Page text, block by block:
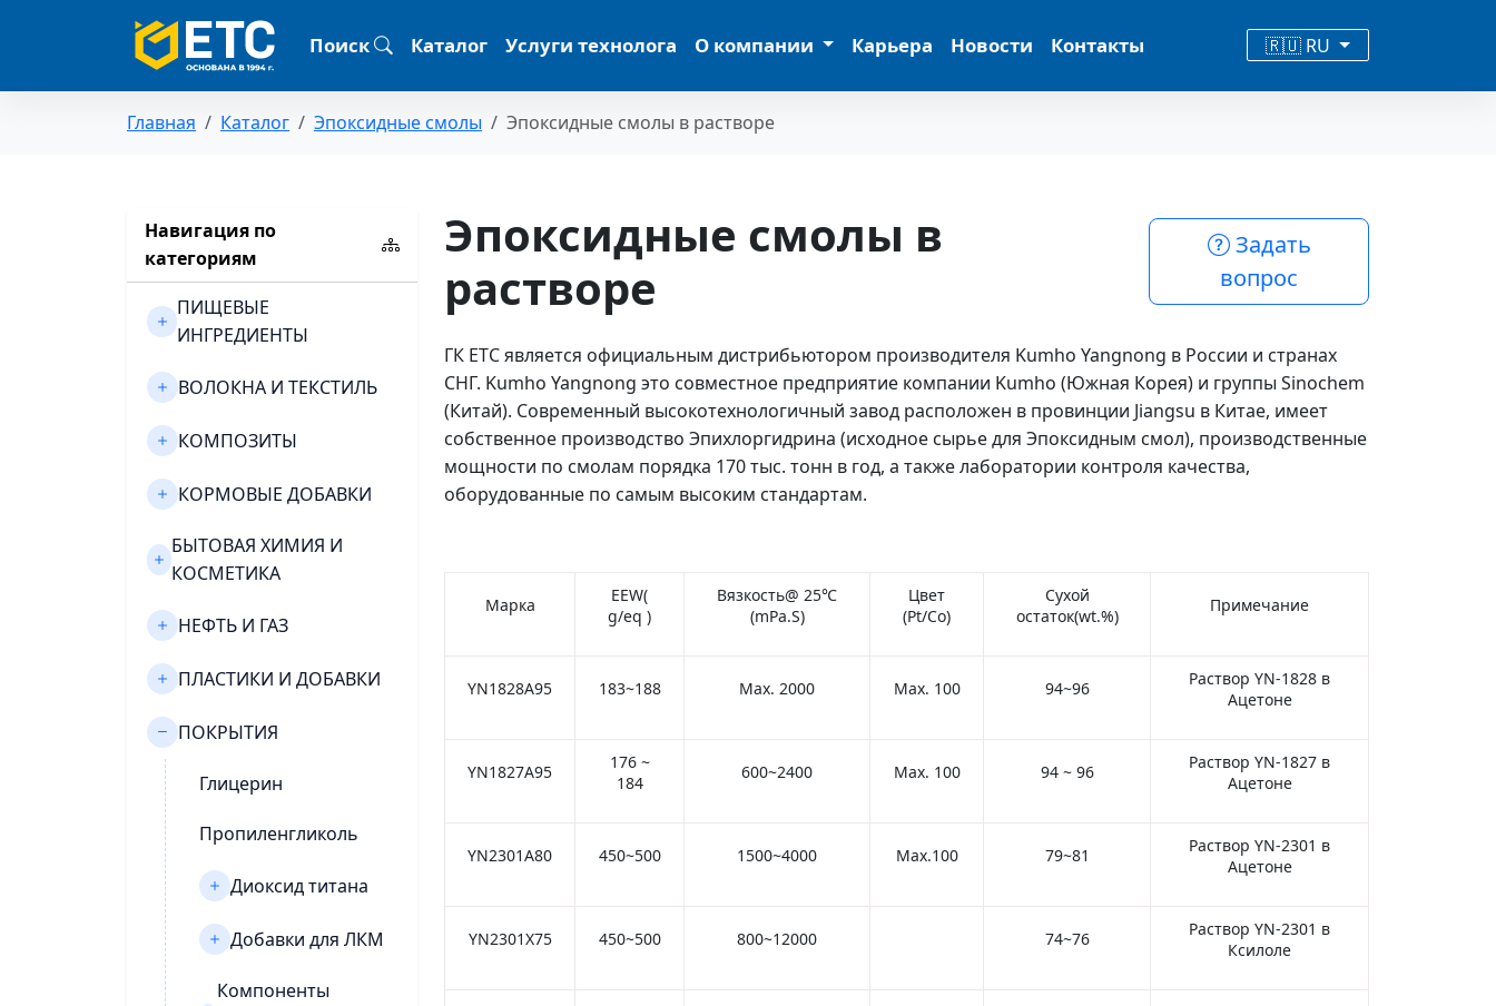
Поиск Каталог Услуги технолога О компании Карьера Новости Контакты 🇷🇺 RU
Главная Каталог Эпоксидные смолы Эпоксидные смолы в растворе
Навигация по
категориям
ПИЩЕВЫЕ
ИНГРЕДИЕНТЫ
ВОЛОКНА И ТЕКСТИЛЬ
КОМПОЗИТЫ
КОРМОВЫЕ ДОБАВКИ
БЫТОВАЯ ХИМИЯ И
КОСМЕТИКА
НЕФТЬ И ГАЗ
ПЛАСТИКИ И ДОБАВКИ
ПОКРЫТИЯ
Глицерин
Пропиленгликоль
Диоксид титана
Добавки для ЛКМ
Компоненты
Эпоксидные смолы в
растворе
Задать
вопрос
ГК ЕТС является официальным дистрибьютором производителя Kumho Yangnong в России и странах
СНГ. Kumho Yangnong это совместное предприятие компании Kumho (Южная Корея) и группы Sinochem
(Китай). Современный высокотехнологичный завод расположен в провинции Jiangsu в Китае, имеет
собственное производство Эпихлоргидрина (исходное сырье для Эпоксидным смол), производственные
мощности по смолам порядка 170 тыс. тонн в год, а также лаборатории контроля качества,
оборудованные по самым высоким стандартам.
Марка
EEW(
g/eq )
Вязкость@ 25℃
(mPa.S)
Цвет
(Pt/Co)
Сухой
остаток(wt.%)
Примечание
YN1828A95 183~188 Max. 2000 Max. 100 94~96
Раствор YN-1828 в
Ацетоне
YN1827A95
176 ~
184
600~2400 Max. 100 94 ~ 96
Раствор YN-1827 в
Ацетоне
YN2301A80 450~500 1500~4000 Max.100 79~81
Раствор YN-2301 в
Ацетоне
YN2301X75 450~500 800~12000 74~76
Раствор YN-2301 в
Ксилоле